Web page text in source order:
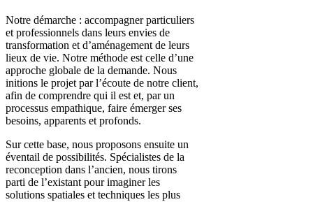
Notre démarche : accompagner particuliers
et professionnels dans leurs envies de
transformation et d’aménagement de leurs
lieux de vie. Notre méthode est celle d’une
approche globale de la demande. Nous
initions le projet par l’écoute de notre client,
afin de comprendre qui il est et, par un
processus empathique, faire émerger ses
besoins, apparents et profonds.
Sur cette base, nous proposons ensuite un
éventail de possibilités. Spécialistes de la
reconception dans l’ancien, nous tirons
parti de l’existant pour imaginer les
solutions spatiales et techniques les plus